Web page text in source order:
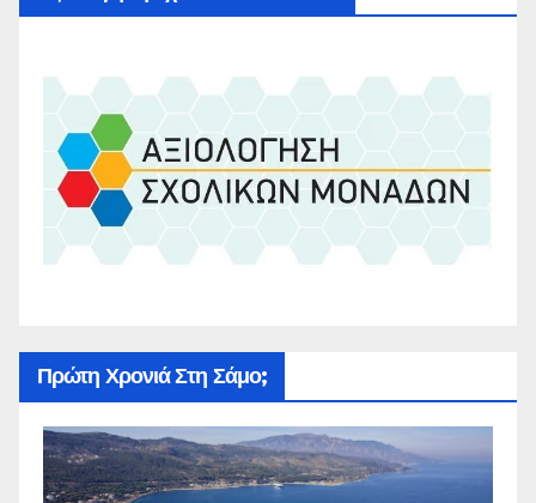
Πρώτη Χρονιά Στη Σάμο;